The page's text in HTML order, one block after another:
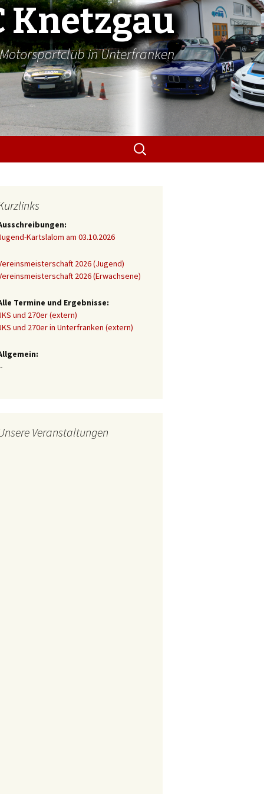
Knetzgau
Motorsportclub in Unterfranken
Suchen
nach:
Kartslalom am 03.10.2026
2026 (Jugend)
2026 (Erwachsene)
Termine und Ergebnisse:
und 270er (extern)
und 270er in Unterfranken (extern)
Veranstaltungen